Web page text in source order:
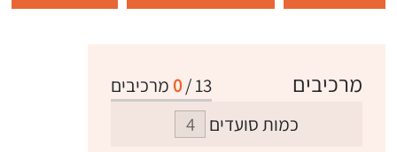
13
/
0 מרכיבים מרכיבים
כמות סועדים